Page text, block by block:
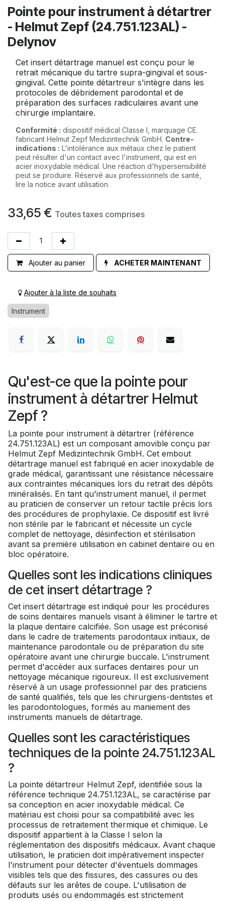
Pointe pour instrument à détartrer
- Helmut Zepf (24.751.123AL) -
Delynov
Cet insert détartrage manuel est conçu pour le
retrait mécanique du tartre supra-gingival et sous-
gingival. Cette pointe détartreur s'intègre dans les
protocoles de débridement parodontal et de
préparation des surfaces radiculaires avant une
chirurgie implantaire.
Conformité : dispositif médical Classe I, marquage CE.
fabricant Helmut Zepf Medizintechnik GmbH. Contre-
indications : L'intolérance aux métaux chez le patient
peut résulter d'un contact avec l'instrument, qui est en
acier inoxydable médical. Une réaction d'hypersensibilité
peut se produire. Réservé aux professionnels de santé,
lire la notice avant utilisation.
33,65 € Toutes taxes comprises
Ajouter au panier ACHETER MAINTENANT
Ajouter à la liste de souhaits
Instrument
Qu'est-ce que la pointe pour
instrument à détartrer Helmut
Zepf ?
La pointe pour instrument à détartrer (référence
24.751.123AL) est un composant amovible conçu par
Helmut Zepf Medizintechnik GmbH. Cet embout
détartrage manuel est fabriqué en acier inoxydable de
grade médical, garantissant une résistance nécessaire
aux contraintes mécaniques lors du retrait des dépôts
minéralisés. En tant qu'instrument manuel, il permet
au praticien de conserver un retour tactile précis lors
des procédures de prophylaxie. Ce dispositif est livré
non stérile par le fabricant et nécessite un cycle
complet de nettoyage, désinfection et stérilisation
avant sa première utilisation en cabinet dentaire ou en
bloc opératoire.
Quelles sont les indications cliniques
de cet insert détartrage ?
Cet insert détartrage est indiqué pour les procédures
de soins dentaires manuels visant à éliminer le tartre et
la plaque dentaire calcifiée. Son usage est préconisé
dans le cadre de traitements parodontaux initiaux, de
maintenance parodontale ou de préparation du site
opératoire avant une chirurgie buccale. L'instrument
permet d'accéder aux surfaces dentaires pour un
nettoyage mécanique rigoureux. Il est exclusivement
réservé à un usage professionnel par des praticiens
de santé qualifiés, tels que les chirurgiens-dentistes et
les parodontologues, formés au maniement des
instruments manuels de détartrage.
Quelles sont les caractéristiques
techniques de la pointe 24.751.123AL
?
La pointe détartreur Helmut Zepf, identifiée sous la
référence technique 24.751.123AL, se caractérise par
sa conception en acier inoxydable médical. Ce
matériau est choisi pour sa compatibilité avec les
processus de retraitement thermique et chimique. Le
dispositif appartient à la Classe I selon la
réglementation des dispositifs médicaux. Avant chaque
utilisation, le praticien doit impérativement inspecter
l'instrument pour détecter d'éventuels dommages
visibles tels que des fissures, des cassures ou des
défauts sur les arêtes de coupe. L'utilisation de
produits usés ou endommagés est strictement